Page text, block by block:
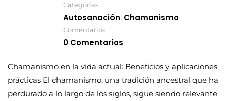
Categorías
Autosanación, Chamanismo
Comentarios
0 Comentarios
Chamanismo en la vida actual: Beneficios y aplicaciones
prácticas El chamanismo, una tradición ancestral que ha
perdurado a lo largo de los siglos, sigue siendo relevante